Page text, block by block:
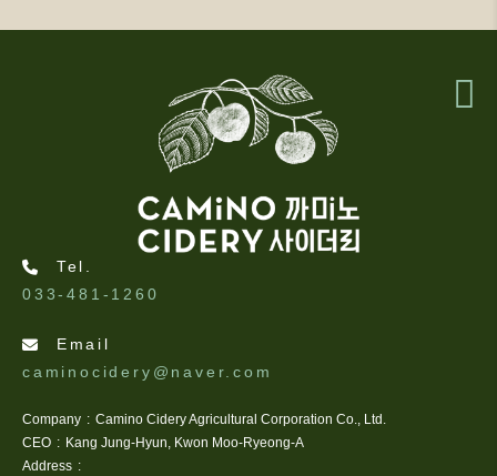
Tel.
033-481-1260
Email
caminocidery@naver.com
Company
Camino Cidery Agricultural Corporation Co., Ltd.
CEO
Kang Jung-Hyun, Kwon Moo-Ryeong-A
Address